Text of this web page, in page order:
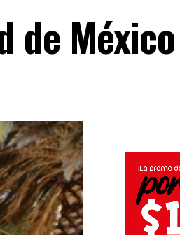
de México